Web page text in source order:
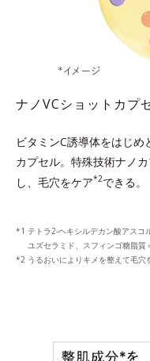
ナノVCショットカプ
ビタミンC誘導体をはじ
カプセル。 特殊技術ナノ
し、毛穴をケア*2できる。
テトラ2-ヘキシルデカン酸アスコ
ユズセラミド、スフィンゴ糖脂質
うるおいによりキメを整えて毛穴